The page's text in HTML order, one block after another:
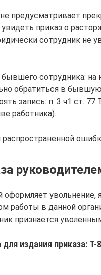
предусматривает
приказ о
сотрудник не
сотрудника: на
обратиться в
запись: п. 3 ч1 ст.
работника).
увольнение,
работы в данной
признается
издания приказа: Т-